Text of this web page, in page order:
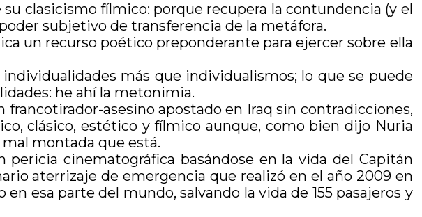
clasicismo fílmico: porque recupera la contundencia (y el
subjetivo de transferencia de la metáfora.
un recurso poético preponderante para ejercer sobre ella
más que individualismos; lo que se puede
he ahí la metonimia.
asesino apostado en Iraq sin contradicciones,
clásico, estético y fílmico aunque, como bien dijo Nuria
mal montada que está.
cinematográfica basándose en la vida del Capitán
aterrizaje de emergencia que realizó en el año 2009 en
esa parte del mundo, salvando la vida de 155 pasajeros y